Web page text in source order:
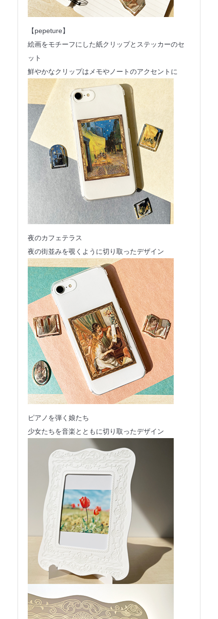
【pepeture】
絵画をモチーフにした紙クリップとステッカーのセ
ット
鮮やかなクリップはメモやノートのアクセントに
夜のカフェテラス
夜の街並みを覗くように切り取ったデザイン
ピアノを弾く娘たち
少女たちを音楽とともに切り取ったデザイン